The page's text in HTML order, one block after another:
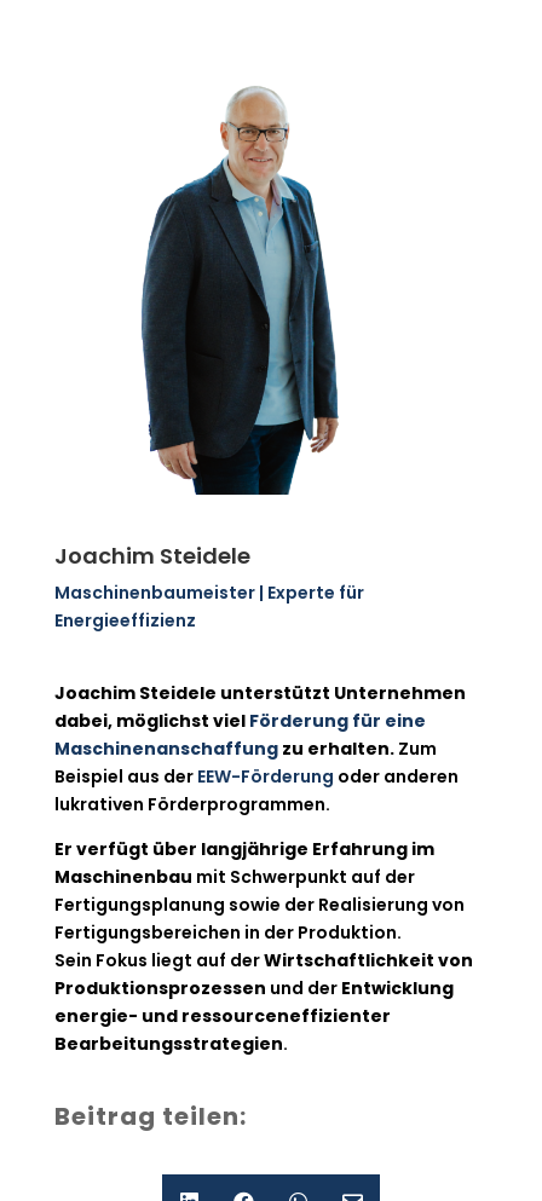
Joachim Steidele
Maschinenbaumeister | Experte für
Energieeffizienz
Joachim Steidele unterstützt Unternehmen
dabei, möglichst viel Förderung für eine
Maschinenanschaffungzu erhalten.Zum
Beispiel aus der EEW-Förderung oder anderen
lukrativen Förderprogrammen.
Er verfügt über langjährige Erfahrung im
Maschinenbau mit Schwerpunkt auf der
Fertigungsplanung sowie der Realisierung von
Fertigungsbereichen in der Produktion.
Sein Fokus liegt auf derWirtschaftlichkeit von
Produktionsprozessen und der Entwicklung
energie- und ressourceneffizienter
Bearbeitungsstrategien.
Beitrag teilen: